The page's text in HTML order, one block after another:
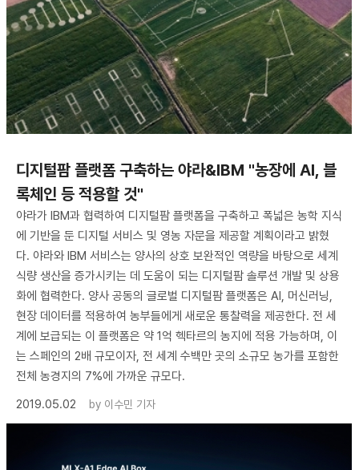
디지털팜 플랫폼 구축하는 야라&IBM "농장에 AI, 블
록체인 등 적용할 것"
야라가 IBM과 협력하여 디지털팜 플랫폼을 구축하고 폭넓은 농학 지식
에 기반을 둔 디지털 서비스 및 영농 자문을 제공할 계획이라고 밝혔
다. 야라와 IBM 서비스는 양사의 상호 보완적인 역량을 바탕으로 세계
식량 생산을 증가시키는 데 도움이 되는 디지털팜 솔루션 개발 및 상용
화에 협력한다. 양사 공동의 글로벌 디지털팜 플랫폼은 AI, 머신러닝,
현장 데이터를 적용하여 농부들에게 새로운 통찰력을 제공한다. 전 세
계에 보급되는 이 플랫폼은 약 1억 헥타르의 농지에 적용 가능하며, 이
는 스페인의 2배 규모이자, 전 세계 수백만 곳의 소규모 농가를 포함한
전체 농경지의 7%에 가까운 규모다.
2019.05.02
by 이수민 기자